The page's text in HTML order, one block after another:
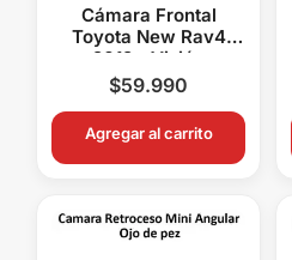
Cámara Frontal
Toyota New Rav4
2019+ Visión
Panorámica Switch
Connection
$59.990
Agregar al carrito